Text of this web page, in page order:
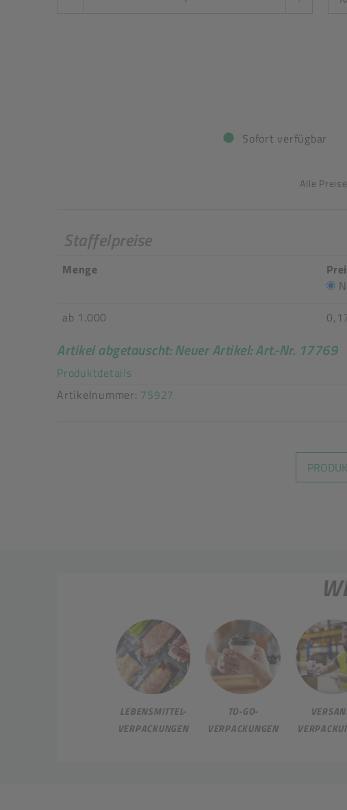
Sofort verfügbar
Alle
Staffelpreise
Menge
ab 1.000
Artikel abgetauscht: Neuer Artikel: Art.-Nr. 17769
Produktdetails
Auslaufartikel
Beutel außen nicht siegelnd
Artikelnummer: 75927
LEBENSMITTEL-
VERPACKUNGEN
TO-GO-
VERPACKUNGEN